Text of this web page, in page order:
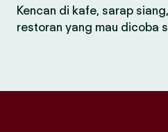
Kencan di kafe, sarap
restoran yang mau dicoba